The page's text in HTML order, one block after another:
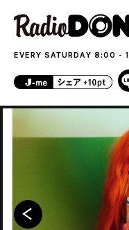
EVERY SATURDAY 8:00 -